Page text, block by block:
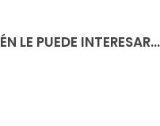
LE PUEDE INTERESAR...